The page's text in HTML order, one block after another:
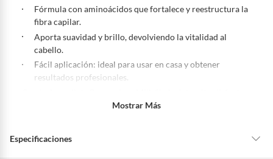
personal, alimentos, bebidas, suplementos, medicamentos,
vitaminas, intangibles, licencias, eléctricos, electrodomésticos,
electrónicos, tecnología, colchones, muebles y máquinas
deportivas.
Para conocer más sobre el derecho de retracto y nuestra política de
Fórmula con aminoácidos que fortalece y reestructura la
fibra capilar.
Aporta suavidad y brillo, devolviendo la vitalidad al
cabello.
Fácil aplicación: ideal para usar en casa y obtener
resultados profesionales.
de un cabello visiblemente más sano, fuerte y radiante. ¡Dale
Mostrar Más
Especificaciones